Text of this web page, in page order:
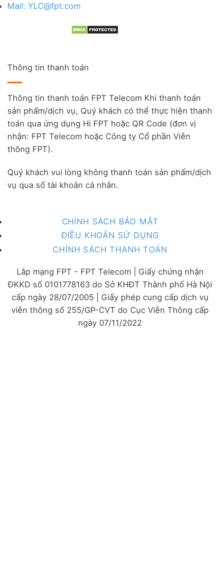
Mail: YLC@fpt.com
Thông tin thanh toán
Thông tin thanh toán FPT Telecom Khi thanh toán
sản phẩm/dịch vụ, Quý khách có thể thực hiện thanh
toán qua ứng dụng Hi FPT hoặc QR Code (đơn vị
nhận: FPT Telecom hoặc Công ty Cổ phần Viễn
thông FPT).
Quý khách vui lòng không thanh toán sản phẩm/dịch
vụ qua số tài khoản cá nhân.
CHÍNH SÁCH BẢO MẬT
ĐIỀU KHOẢN SỬ DỤNG
CHÍNH SÁCH THANH TOÁN
Lắp mạng FPT - FPT Telecom | Giấy chứng nhận
ĐKKD số 0101778163 do Sở KHĐT Thành phố Hà Nội
cấp ngày 28/07/2005 | Giấy phép cung cấp dịch vụ
viễn thông số 255/GP-CVT do Cục Viễn Thông cấp
ngày 07/11/2022